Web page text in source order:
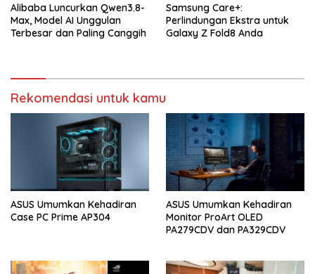
Alibaba Luncurkan Qwen3.8-
Max, Model AI Unggulan
Terbesar dan Paling Canggih
Samsung Care+:
Perlindungan Ekstra untuk
Galaxy Z Fold8 Anda
Rekomendasi untuk kamu
ASUS Umumkan Kehadiran
Case PC Prime AP304
ASUS Umumkan Kehadiran
Monitor ProArt OLED
PA279CDV dan PA329CDV